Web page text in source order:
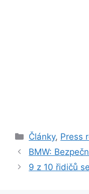
Rubriky
Články, Press
BMW:
9 z 10 řidičů